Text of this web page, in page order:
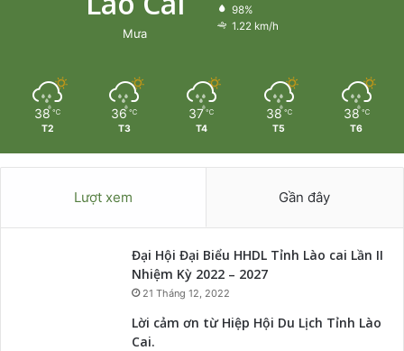
Mưa
98%
1.22 km/h
38 ℃
T2
36 ℃
T3
37 ℃
T4
38 ℃
T5
38 ℃
T6
Lượt xem Gần đây
Đại Hội Đại Biểu HHDL Tỉnh Lào cai Lần II
Nhiệm Kỳ 2022 – 2027
21 Tháng 12, 2022
Lời cảm ơn từ Hiệp Hội Du Lịch Tỉnh Lào
Cai.